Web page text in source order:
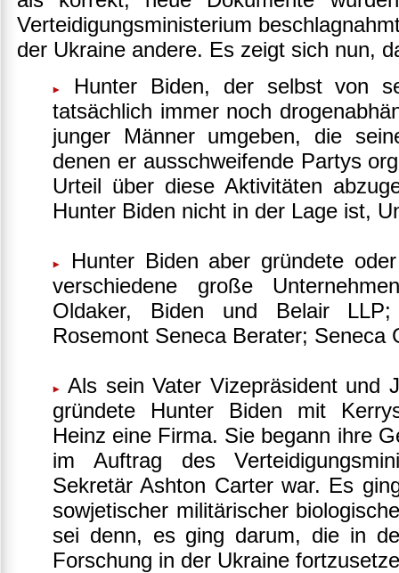
Verteidigungsministerium
der Ukraine andere. Es zeigt sich nun,
Hunter Biden, der selbst von
tatsächlich immer noch
junger Männer umgeben, die
denen er ausschweifende Partys
Urteil über diese Aktivitäten
Hunter Biden nicht in der Lage ist,
Hunter Biden aber gründete
verschiedene große
Oldaker, Biden und Belair
Rosemont Seneca Berater; Seneca
Als sein Vater Vizepräsident und
gründete Hunter Biden mit
Heinz eine Firma. Sie begann ihre
im Auftrag des
Sekretär Ashton Carter war. Es
sowjetischer militärischer
sei denn, es ging darum, die in
Forschung in der Ukraine